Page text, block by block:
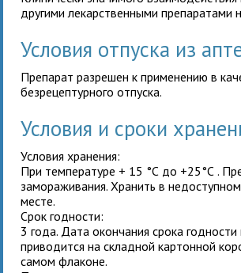
другими лекарственными препаратами
Условия отпуска из
Препарат разрешен к применению в
безрецептурного отпуска.
Условия и сроки
Условия хранения:
При температуре + 15 °С до +25°С .
замораживания. Хранить в
месте.
Срок годности:
3 года. Дата окончания срока годности
приводится на складной картонной
самом флаконе.